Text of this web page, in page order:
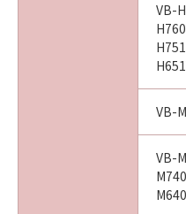
様の唯一の救
い「メディア」
し、かかる保証
が、「許諾ソ
または乱用によ
るものとします。
(3) キヤノン、
の販売代理店
トウェア」の
VB-
VB-M
VB-